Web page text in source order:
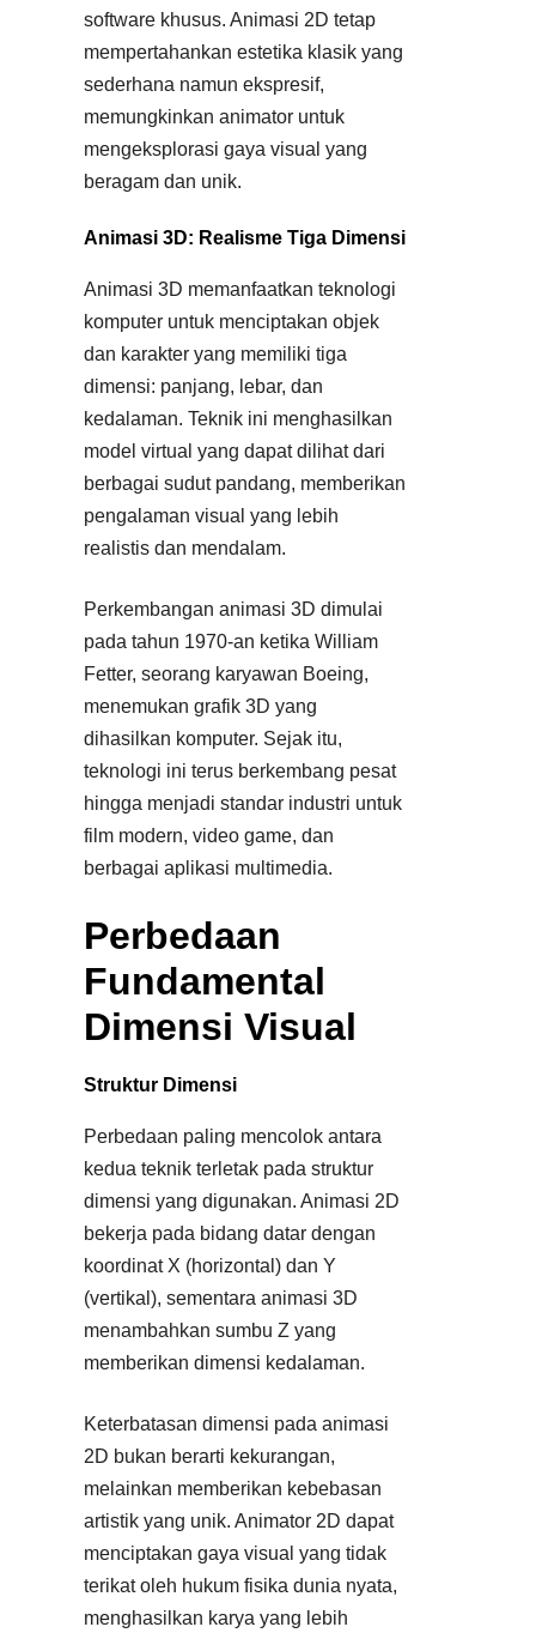
software khusus. Animasi 2D tetap
mempertahankan estetika klasik yang
sederhana namun ekspresif,
memungkinkan animator untuk
mengeksplorasi gaya visual yang
beragam dan unik.
Animasi 3D: Realisme Tiga Dimensi
Animasi 3D memanfaatkan teknologi
komputer untuk menciptakan objek
dan karakter yang memiliki tiga
dimensi: panjang, lebar, dan
kedalaman. Teknik ini menghasilkan
model virtual yang dapat dilihat dari
berbagai sudut pandang, memberikan
pengalaman visual yang lebih
realistis dan mendalam.
Perkembangan animasi 3D dimulai
pada tahun 1970-an ketika William
Fetter, seorang karyawan Boeing,
menemukan grafik 3D yang
dihasilkan komputer. Sejak itu,
teknologi ini terus berkembang pesat
hingga menjadi standar industri untuk
film modern, video game, dan
berbagai aplikasi multimedia.
Perbedaan
Fundamental
Dimensi Visual
Struktur Dimensi
Perbedaan paling mencolok antara
kedua teknik terletak pada struktur
dimensi yang digunakan. Animasi 2D
bekerja pada bidang datar dengan
koordinat X (horizontal) dan Y
(vertikal), sementara animasi 3D
menambahkan sumbu Z yang
memberikan dimensi kedalaman.
Keterbatasan dimensi pada animasi
2D bukan berarti kekurangan,
melainkan memberikan kebebasan
artistik yang unik. Animator 2D dapat
menciptakan gaya visual yang tidak
terikat oleh hukum fisika dunia nyata,
menghasilkan karya yang lebih